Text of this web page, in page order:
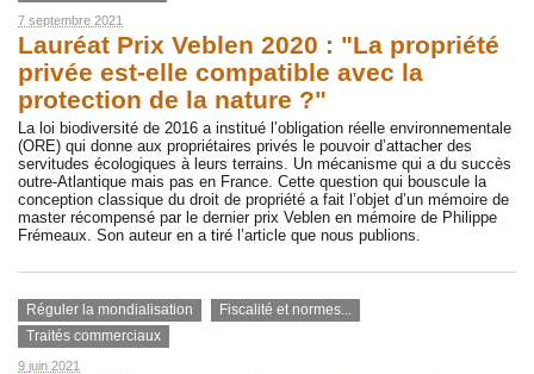
7 septembre 2021
Lauréat Prix Veblen 2020 : "La propriété
privée est-elle compatible avec la
protection de la nature ?"
La loi biodiversité de 2016 a institué l’obligation réelle environnementale
(ORE) qui donne aux propriétaires privés le pouvoir d’attacher des
servitudes écologiques à leurs terrains. Un mécanisme qui a du succès
outre-Atlantique mais pas en France. Cette question qui bouscule la
conception classique du droit de propriété a fait l’objet d’un mémoire de
master récompensé par le dernier prix Veblen en mémoire de Philippe
Frémeaux. Son auteur en a tiré l’article que nous publions.
Réguler la mondialisation
Fiscalité et normes...
Traités commerciaux
9 juin 2021